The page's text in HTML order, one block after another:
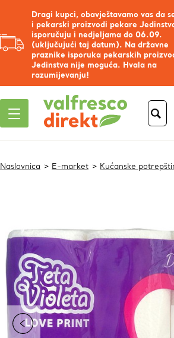
Dragi kupci, obavještavamo vas da
i pekarski proizvodi pekare
isporučuju i nedjeljama do 06.09.
(uključujući taj datum). Na državne
praznike isporuka pekarskih
Jedinstva nije moguća. Hvala na
razumijevanju!
Naslovnica E-market Kućanske